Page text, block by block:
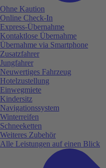
Ohne Kaution
Online Check-In
Express-Übernahme
Kontaktlose Übernahme
Übernahme via Smartphone
Zusatzfahrer
Jungfahrer
Neuwertiges Fahrzeug
Hotelzustellung
Einwegmiete
Kindersitz
Navigationssystem
Winterreifen
Schneeketten
Weiteres Zubehör
Alle Leistungen auf einen Blick